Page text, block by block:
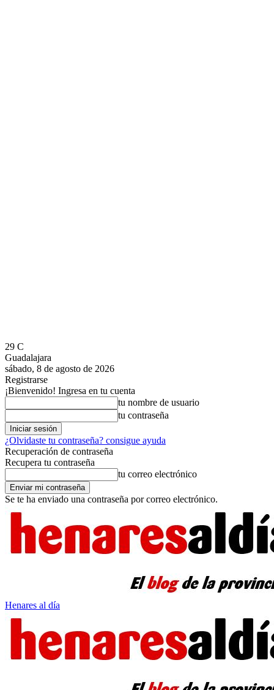
29 C
Guadalajara
sábado, 8 de agosto de 2026
Registrarse
¡Bienvenido! Ingresa en tu cuenta
tu nombre de usuario
tu contraseña
¿Olvidaste tu contraseña? consigue ayuda
Recuperación de contraseña
Recupera tu contraseña
tu correo electrónico
Se te ha enviado una contraseña por correo electrónico.
Henares al día